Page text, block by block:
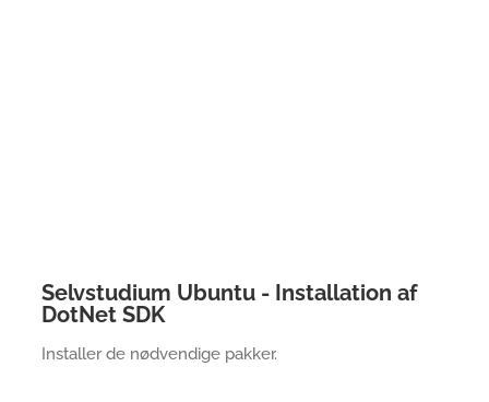
Selvstudium Ubuntu - Installation af
DotNet SDK
Installer de nødvendige pakker.